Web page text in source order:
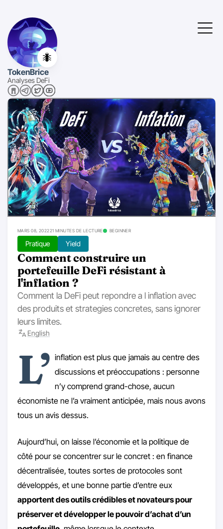
🐜
TokenBrice
Analyses DeFi
Pratique Yield
MARS 08, 202221 MINUTES DE LECTURE BEGINNER
Comment construire un
portefeuille DeFi résistant à
l'inflation ?
Comment la DeFi peut repondre a l inflation avec
des produits et strategies concretes, sans ignorer
leurs limites.
English
L’ inflation est plus que jamais au centre des
discussions et préoccupations : personne
n’y comprend grand-chose, aucun
économiste ne l’a vraiment anticipée, mais nous avons
tous un avis dessus.
Aujourd’hui, on laisse l’économie et la politique de
côté pour se concentrer sur le concret : en finance
décentralisée, toutes sortes de protocoles sont
développés, et une bonne partie d’entre eux
apportent des outils crédibles et novateurs pour
préserver et développer le pouvoir d’achat d’un